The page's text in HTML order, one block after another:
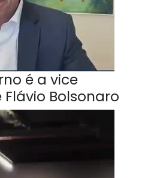
é a vice
Bolsonaro